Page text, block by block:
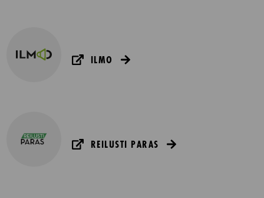
ILMO
REILUSTI PARAS